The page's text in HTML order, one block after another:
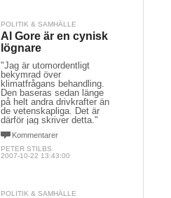
POLITIK & SAMHÄLLE
Al Gore är en cynisk
lögnare
"Jag är utomordentligt
bekymrad över
klimatfrågans behandling.
Den baseras sedan länge
på helt andra drivkrafter än
de vetenskapliga. Det är
därför jag skriver detta."
Kommentarer
PETER STILBS
2007-10-22 13:43:00
POLITIK & SAMHÄLLE